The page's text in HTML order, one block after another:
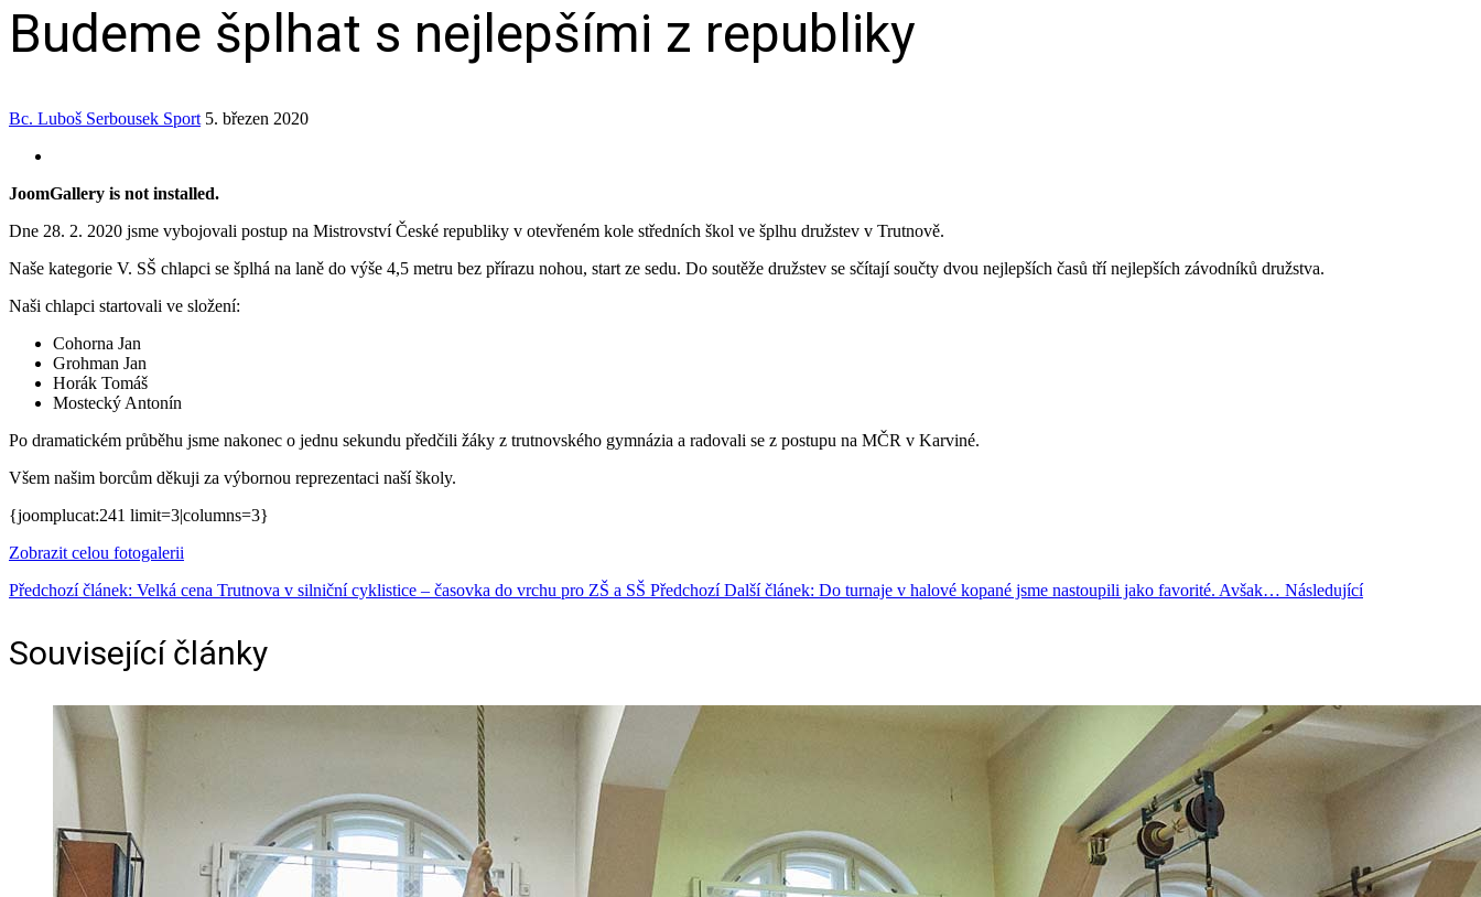
Budeme šplhat s nejlepšími z republiky
Bc. Luboš Serbousek Sport 5. březen 2020
JoomGallery is not installed.
Dne 28. 2. 2020 jsme vybojovali postup na Mistrovství České republiky v otevřeném kole středních škol ve šplhu družstev v Trutnově.
Naše kategorie V. SŠ chlapci se šplhá na laně do výše 4,5 metru bez přírazu nohou, start ze sedu. Do soutěže družstev se sčítají součty dvou nejlepších časů tří nejlepších závodníků družstva.
Naši chlapci startovali ve složení:
Cohorna Jan
Grohman Jan
Horák Tomáš
Mostecký Antonín
Po dramatickém průběhu jsme nakonec o jednu sekundu předčili žáky z trutnovského gymnázia a radovali se z postupu na MČR v Karviné.
Všem našim borcům děkuji za výbornou reprezentaci naší školy.
{joomplucat:241 limit=3|columns=3}
Zobrazit celou fotogalerii
Předchozí článek: Velká cena Trutnova v silniční cyklistice – časovka do vrchu pro ZŠ a SŠ Předchozí Další článek: Do turnaje v halové kopané jsme nastoupili jako favorité. Avšak… Následující
Související články